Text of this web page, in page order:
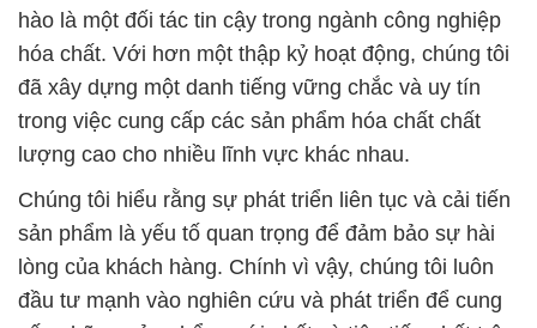
hào là một đối tác tin cậy trong ngành công nghiệp
hóa chất. Với hơn một thập kỷ hoạt động, chúng tôi
đã xây dựng một danh tiếng vững chắc và uy tín
trong việc cung cấp các sản phẩm hóa chất chất
lượng cao cho nhiều lĩnh vực khác nhau.
Chúng tôi hiểu rằng sự phát triển liên tục và cải tiến
sản phẩm là yếu tố quan trọng để đảm bảo sự hài
lòng của khách hàng. Chính vì vậy, chúng tôi luôn
đầu tư mạnh vào nghiên cứu và phát triển để cung